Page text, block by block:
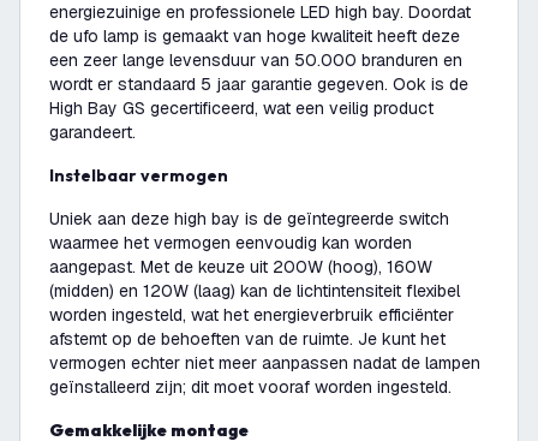
energiezuinige en professionele LED high bay. Doordat
de ufo lamp is gemaakt van hoge kwaliteit heeft deze
een zeer lange levensduur van 50.000 branduren en
wordt er standaard 5 jaar garantie gegeven. Ook is de
High Bay GS gecertificeerd, wat een veilig product
garandeert.
Instelbaar vermogen
Uniek aan deze high bay is de geïntegreerde switch
waarmee het vermogen eenvoudig kan worden
aangepast. Met de keuze uit 200W (hoog), 160W
(midden) en 120W (laag) kan de lichtintensiteit flexibel
worden ingesteld, wat het energieverbruik efficiënter
afstemt op de behoeften van de ruimte. Je kunt het
vermogen echter niet meer aanpassen nadat de lampen
geïnstalleerd zijn; dit moet vooraf worden ingesteld.
Gemakkelijke montage